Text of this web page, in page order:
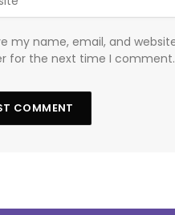
my name, email, and
for the next time I comment.